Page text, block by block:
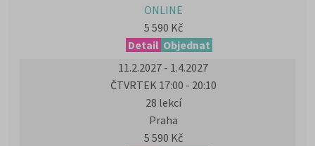
ONLINE
5 590 Kč
Detail Objednat
11.2.2027 - 1.4.2027
ČTVRTEK 17:00 - 20:10
28 lekcí
Praha
5 590 Kč